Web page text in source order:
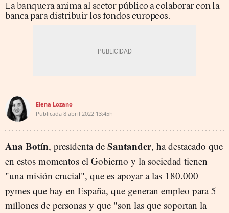
La banquera anima al sector público a colaborar con la
banca para distribuir los fondos europeos.
Elena Lozano
Publicada 8 abril 2022 13:45h
Ana Botín, presidenta de Santander, ha destacado que
en estos momentos el Gobierno y la sociedad tienen
"una misión crucial", que es apoyar a las 180.000
pymes que hay en España, que generan empleo para 5
millones de personas y que "son las que soportan la